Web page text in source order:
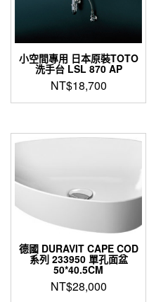
小空間專用 日本原裝TOTO
洗手台 LSL 870 AP
NT$18,700
德國 DURAVIT CAPE COD
系列 233950 單孔面盆
50*40.5CM
NT$28,000